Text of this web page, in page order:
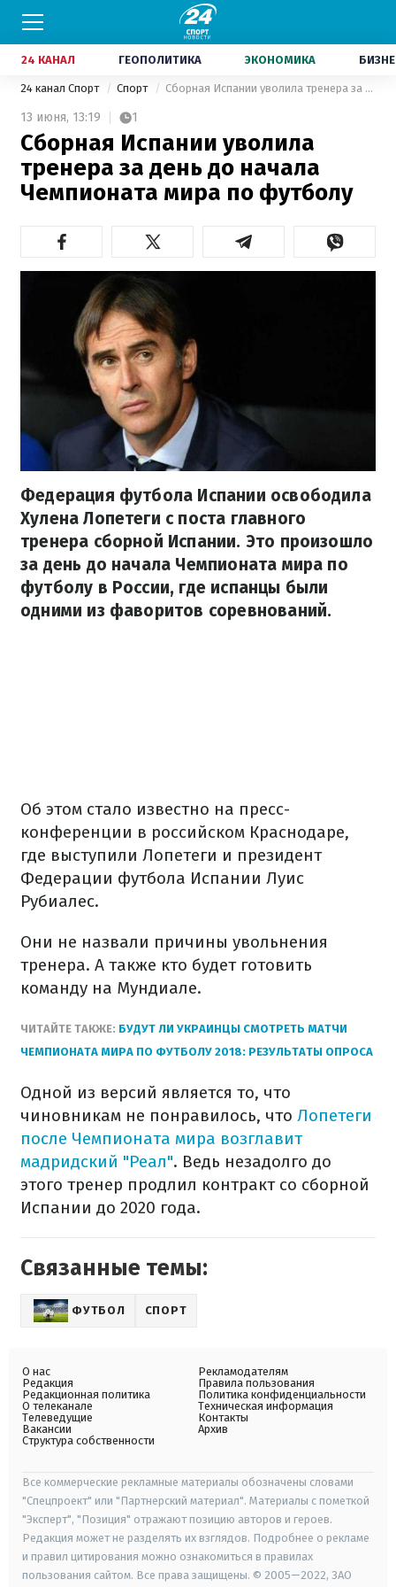
24 КАНАЛ ГЕОПОЛИТИКА ЭКОНОМИКА
24 канал Спорт Спорт Сборная Испании уволила тренера за день до начала Чемпионата мира по футболу
13 июня, 13:19 1
Сборная Испании уволила
тренера за день до начала
Чемпионата мира по футболу
Федерация футбола Испании освободила
Хулена Лопетеги с поста главного
тренера сборной Испании. Это произошло
за день до начала Чемпионата мира по
футболу в России, где испанцы были
одними из фаворитов соревнований.
Об этом стало известно на пресс-
конференции в российском Краснодаре,
где выступили Лопетеги и президент
Федерации футбола Испании Луис
Рубиалес.
Они не назвали причины увольнения
тренера. А также кто будет готовить
команду на Мундиале.
ЧИТАЙТЕ ТАКЖЕ: БУДУТ ЛИ УКРАИНЦЫ СМОТРЕТЬ МАТЧИ
ЧЕМПИОНАТА МИРА ПО ФУТБОЛУ 2018: РЕЗУЛЬТАТЫ ОПРОСА
Одной из версий является то, что
чиновникам не понравилось, что Лопетеги
после Чемпионата мира возглавит
мадридский "Реал". Ведь незадолго до
этого тренер продлил контракт со сборной
Испании до 2020 года.
Связанные темы:
ФУТБОЛ СПОРТ
О нас
Редакция
Редакционная политика
О телеканале
Телеведущие
Вакансии
Структура собственности
Рекламодателям
Правила пользования
Политика конфиденциальности
Техническая информация
Контакты
Архив
Все коммерческие рекламные материалы обозначены словами
"Спецпроект" или "Партнерский материал". Материалы с пометкой
"Эксперт", "Позиция" отражают позицию авторов и героев.
Редакция может не разделять их взглядов. Подробнее о рекламе
и правил цитирования можно ознакомиться в правилах
пользования сайтом. Все права защищены. © 2005—2022, ЗАО